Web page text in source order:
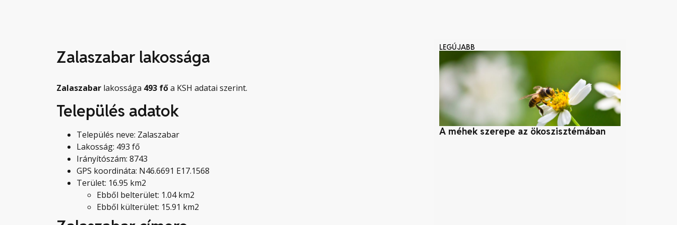
Zalaszabar lakossága
Zalaszabar lakossága 493 főa KSH adatai szerint.
Település adatok
Település neve: Zalaszabar
Lakosság: 493 fő
Irányítószám: 8743
GPS koordináta: N46.6691 E17.1568
Terület: 16.95 km2
Ebből belterület: 1.04 km2
Ebből külterület: 15.91 km2
LEGÚJABB
A méhek szerepe az ökoszisztémában